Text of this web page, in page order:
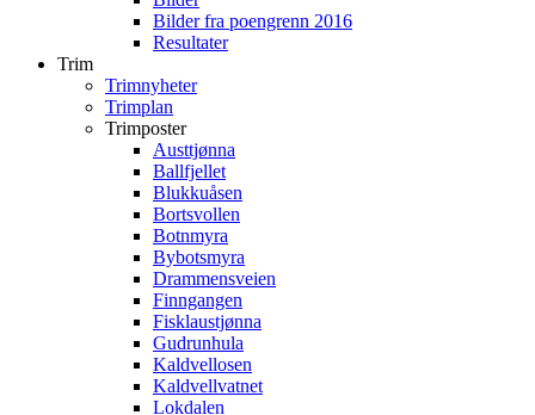
Bilder fra poengrenn 2016
Resultater
Trim
Trimnyheter
Trimplan
Trimposter
Austtjønna
Ballfjellet
Blukkuåsen
Bortsvollen
Botnmyra
Bybotsmyra
Drammensveien
Finngangen
Fisklaustjønna
Gudrunhula
Kaldvellosen
Kaldvellvatnet
Lokdalen